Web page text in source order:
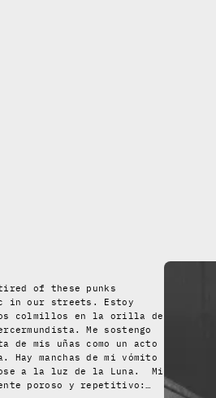
tired of these punks
in our streets. Estoy
colmillos en la orilla de
Me sostengo
de mis uñas como un acto
Hay manchas de mi vómito
a la luz de la Luna. Mi
poroso y repetitivo:…